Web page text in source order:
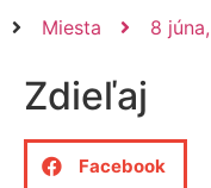
Miesta 8
Zdieľaj
Facebook